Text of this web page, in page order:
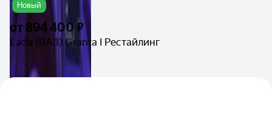
Новый
от 894 400 ₽
Lada (ВАЗ) Granta I Рестайлинг
2026